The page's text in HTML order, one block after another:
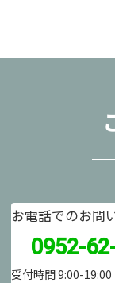
お電話でのお問
0952-
受付時間 9:00-19:00